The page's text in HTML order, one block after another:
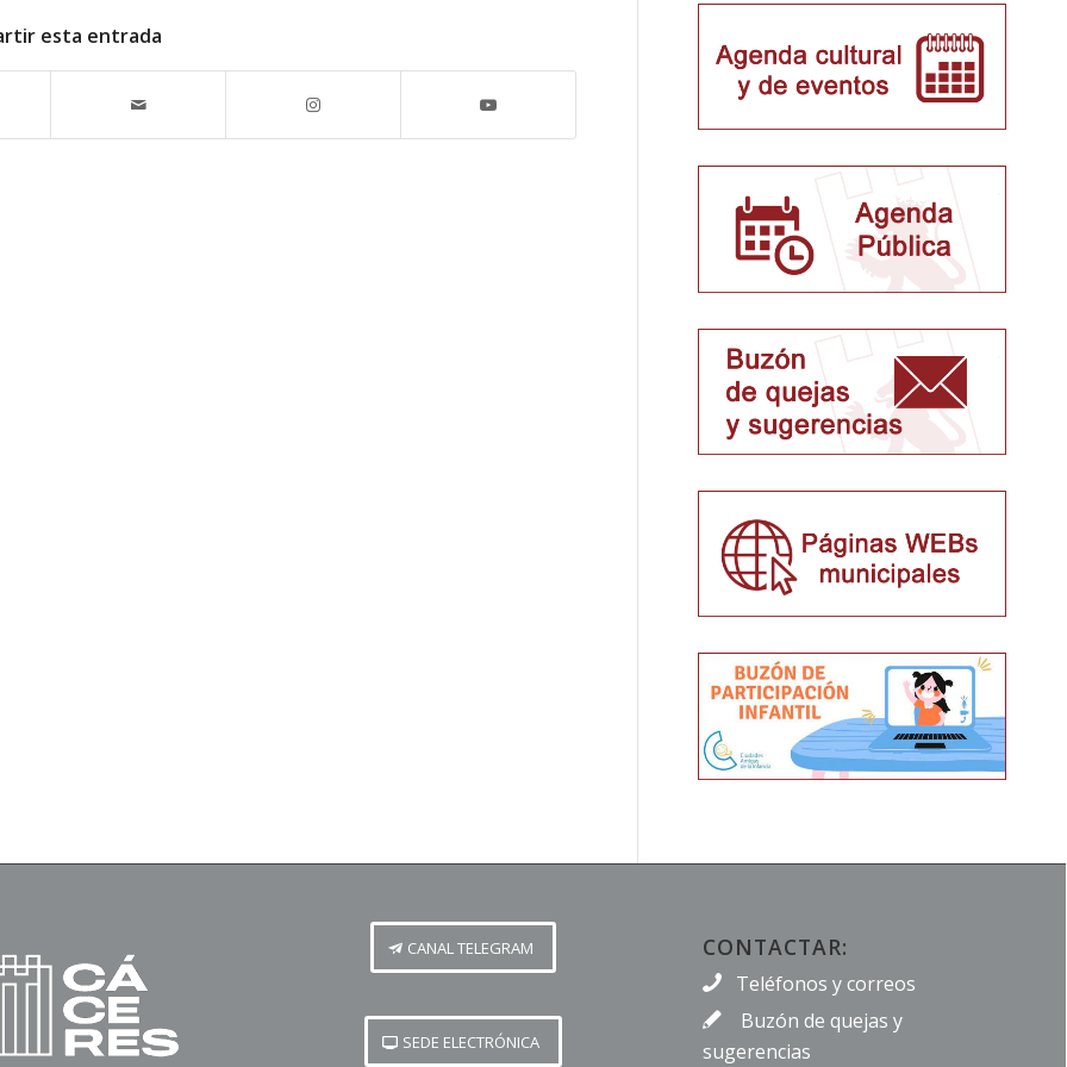
esta entrada
CANAL TELEGRAM
SEDE ELECTRÓNICA
CONTACTAR:
Teléfonos y correos
Buzón de quejas y
sugerencias